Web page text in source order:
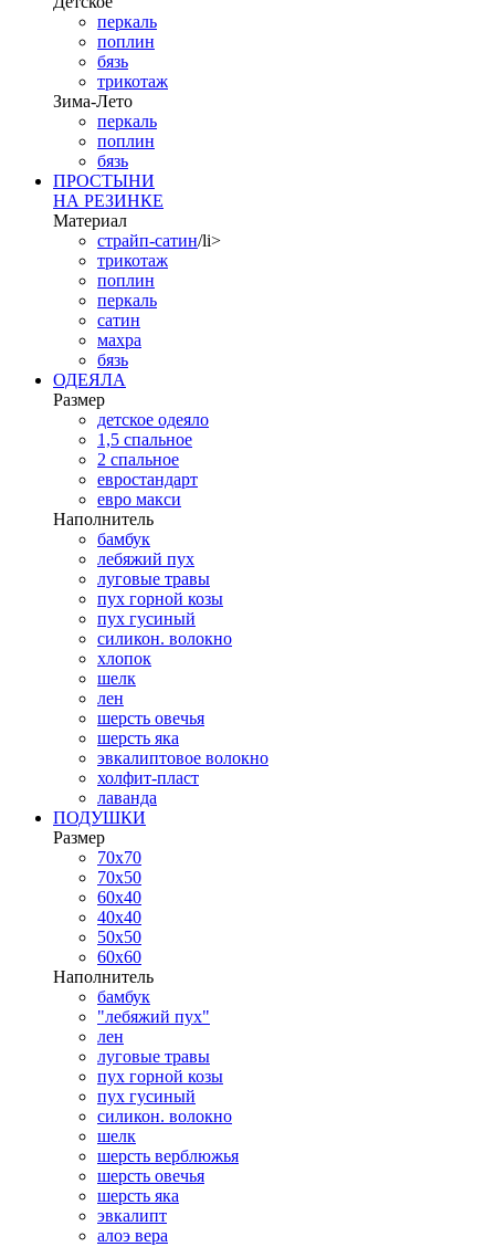
перкаль
поплин
бязь
трикотаж
Зима-Лето
перкаль
поплин
бязь
ПРОСТЫНИ
НА РЕЗИНКЕ
Материал
страйп-сатин/li>
трикотаж
поплин
перкаль
сатин
махра
бязь
ОДЕЯЛА
Размер
детское одеяло
1,5 спальное
2 спальное
евростандарт
евро макси
Наполнитель
бамбук
лебяжий пух
луговые травы
пух горной козы
пух гусиный
силикон. волокно
хлопок
шелк
лен
шерсть овечья
шерсть яка
эвкалиптовое волокно
холфит-пласт
лаванда
ПОДУШКИ
Размер
70х70
70х50
60х40
40х40
50х50
60х60
Наполнитель
бамбук
"лебяжий пух"
лен
луговые травы
пух горной козы
пух гусиный
силикон. волокно
шелк
шерсть верблюжья
шерсть овечья
шерсть яка
эвкалипт
алоэ вера